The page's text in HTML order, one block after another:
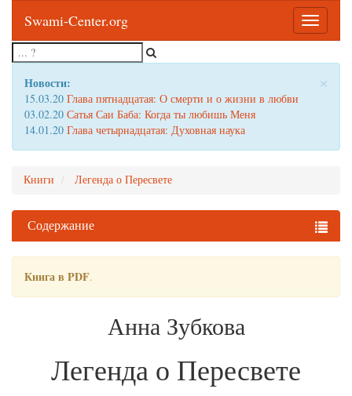
Toggle
Swami-Center.org
×
Новости:
15.03.20 Глава пятнадцатая: О смерти и о жизни в любви
03.02.20 Сатья Саи Баба: Когда ты любишь Меня
14.01.20 Глава четырнадцатая: Духовная наука
Книги Легенда о Пересвете
Содержание
Книга в PDF.
Анна Зубкова
Легенда о Пересвете